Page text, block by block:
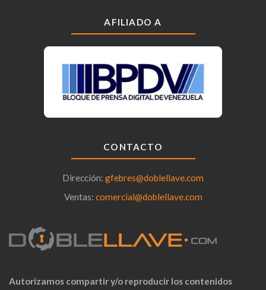
AFILIADO A
CONTACTO
Dirección: gfebres@doblellave.com
Ventas: comercial@doblellave.com
Autorizamos compartir y/o reproducir los contenidos